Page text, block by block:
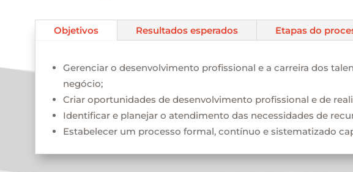
Objetivos Resultados esperados Etapas do
Gerenciar o desenvolvimento profissional e a carreira dos
negócio;
Criar oportunidades de desenvolvimento profissional e de
Identificar e planejar o atendimento das necessidades de
Estabelecer um processo formal, contínuo e sistematizado